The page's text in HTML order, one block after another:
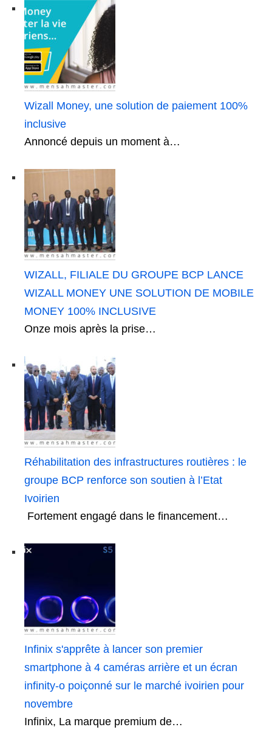
Wizall Money, une solution de paiement 100%
inclusive
Annoncé depuis un moment à…
WIZALL, FILIALE DU GROUPE BCP LANCE
WIZALL MONEY UNE SOLUTION DE MOBILE
MONEY 100% INCLUSIVE
Onze mois après la prise…
Réhabilitation des infrastructures routières : le
groupe BCP renforce son soutien à l’Etat
Ivoirien
Fortement engagé dans le financement…
Infinix s'apprête à lancer son premier
smartphone à 4 caméras arrière et un écran
infinity-o poiçonné sur le marché ivoirien pour
novembre
Infinix, La marque premium de…